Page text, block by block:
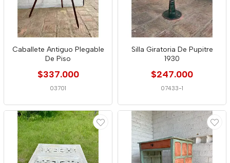
Caballete Antiguo Plegable
De Piso
$337.000
03701
Silla Giratoria De Pupitre
1930
$247.000
07433-1